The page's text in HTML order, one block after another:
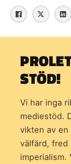
STÖD!
Vi har inga
mediestöd.
vikten av en
välfärd, fred
imperialism.